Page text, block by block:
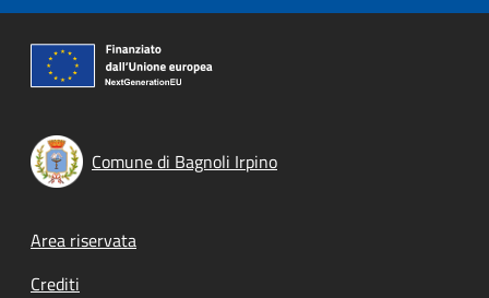
Comune di Bagnoli Irpino
Footer menu
Area riservata
Crediti